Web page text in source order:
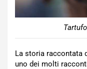
La storia raccontata
uno dei molti